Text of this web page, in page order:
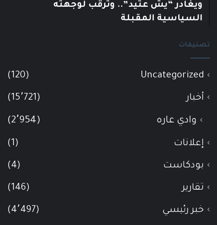
ويغادر “يش عتيد”.. وترقب لوجهته
السياسية المقبلة
تصنيفات
Uncategorized
(120)
أخبار (15٬721)
وادي عاره (2٬954)
إعلانات (1)
بودكاست (4)
تقارير (146)
خبر رئيسي (4٬497)